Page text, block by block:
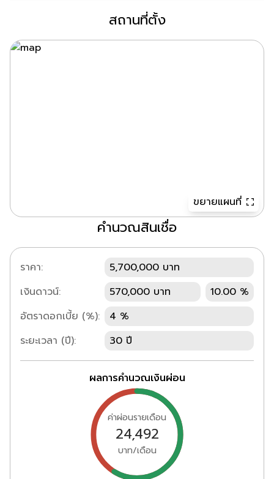
สถานที่ตั้ง
ขยายแผนที่
คำนวณสินเชื่อ
ราคา:
5,700,000 บาท
เงินดาวน์:
570,000 บาท
10.00 %
อัตราดอกเบี้ย (%):
4 %
ระยะเวลา (ปี):
30 ปี
ผลการคำนวณเงินผ่อน
ค่าผ่อนรายเดือน
24,492
บาท/เดือน